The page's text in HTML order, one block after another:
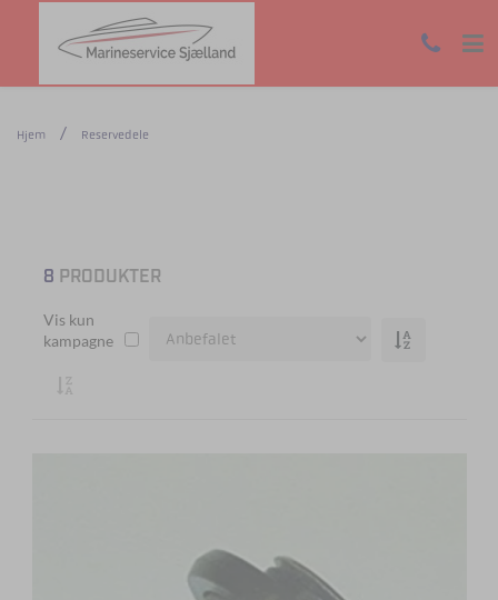
Hjem Reservedele
8 PRODUKTER
Vis kun
kampagne